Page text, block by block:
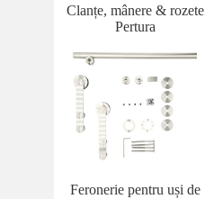
Clanțe, mânere & rozete
Pertura
Feronerie pentru uși de